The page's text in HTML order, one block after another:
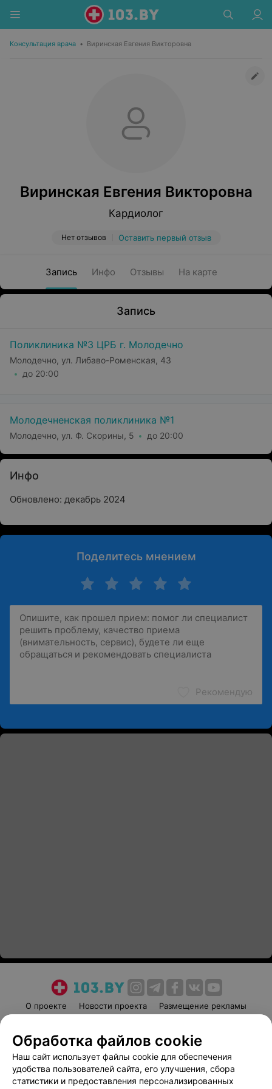
Консультация врача • Виринская Евгения Викторовна
Виринская Евгения Викторовна
Кардиолог
Нет отзывов Оставить первый отзыв
Запись Инфо Отзывы На карте
Запись
Поликлиника №3 ЦРБ г. Молодечно
Молодечно, ул. Либаво-Роменская, 43
до 20:00
Молодечненская поликлиника №1
Молодечно, ул. Ф. Скорины, 5 до 20:00
Инфо
Обновлено: декабрь 2024
Поделитесь мнением
Рекомендую
О проекте Новости проекта
Размещение рекламы
Пользовательское соглашение
Способы оплаты
Вакансии
Партнеры
Написать руководителю 103.by
Обработка файлов cookie
Наш сайт использует файлы cookie для обеспечения
удобства пользователей сайта, его улучшения, сбора
статистики и предоставления персонализированных